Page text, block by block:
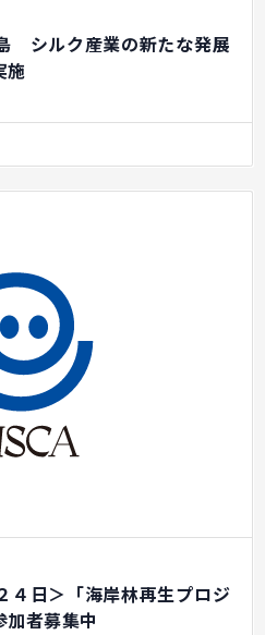
シルク産業の新たな発展
施
４日＞「海岸林再生プロジ
者募集中